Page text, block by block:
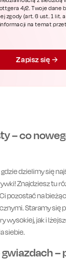
4/2. Twoje dane
zgody (art. 6 ust. 1 lit.
na temat
Zapisz się
– co
gdzie dzielimy się
Znajdziesz tu
pozostać na
Staramy się
wysokiej, jak i
siebie.
–